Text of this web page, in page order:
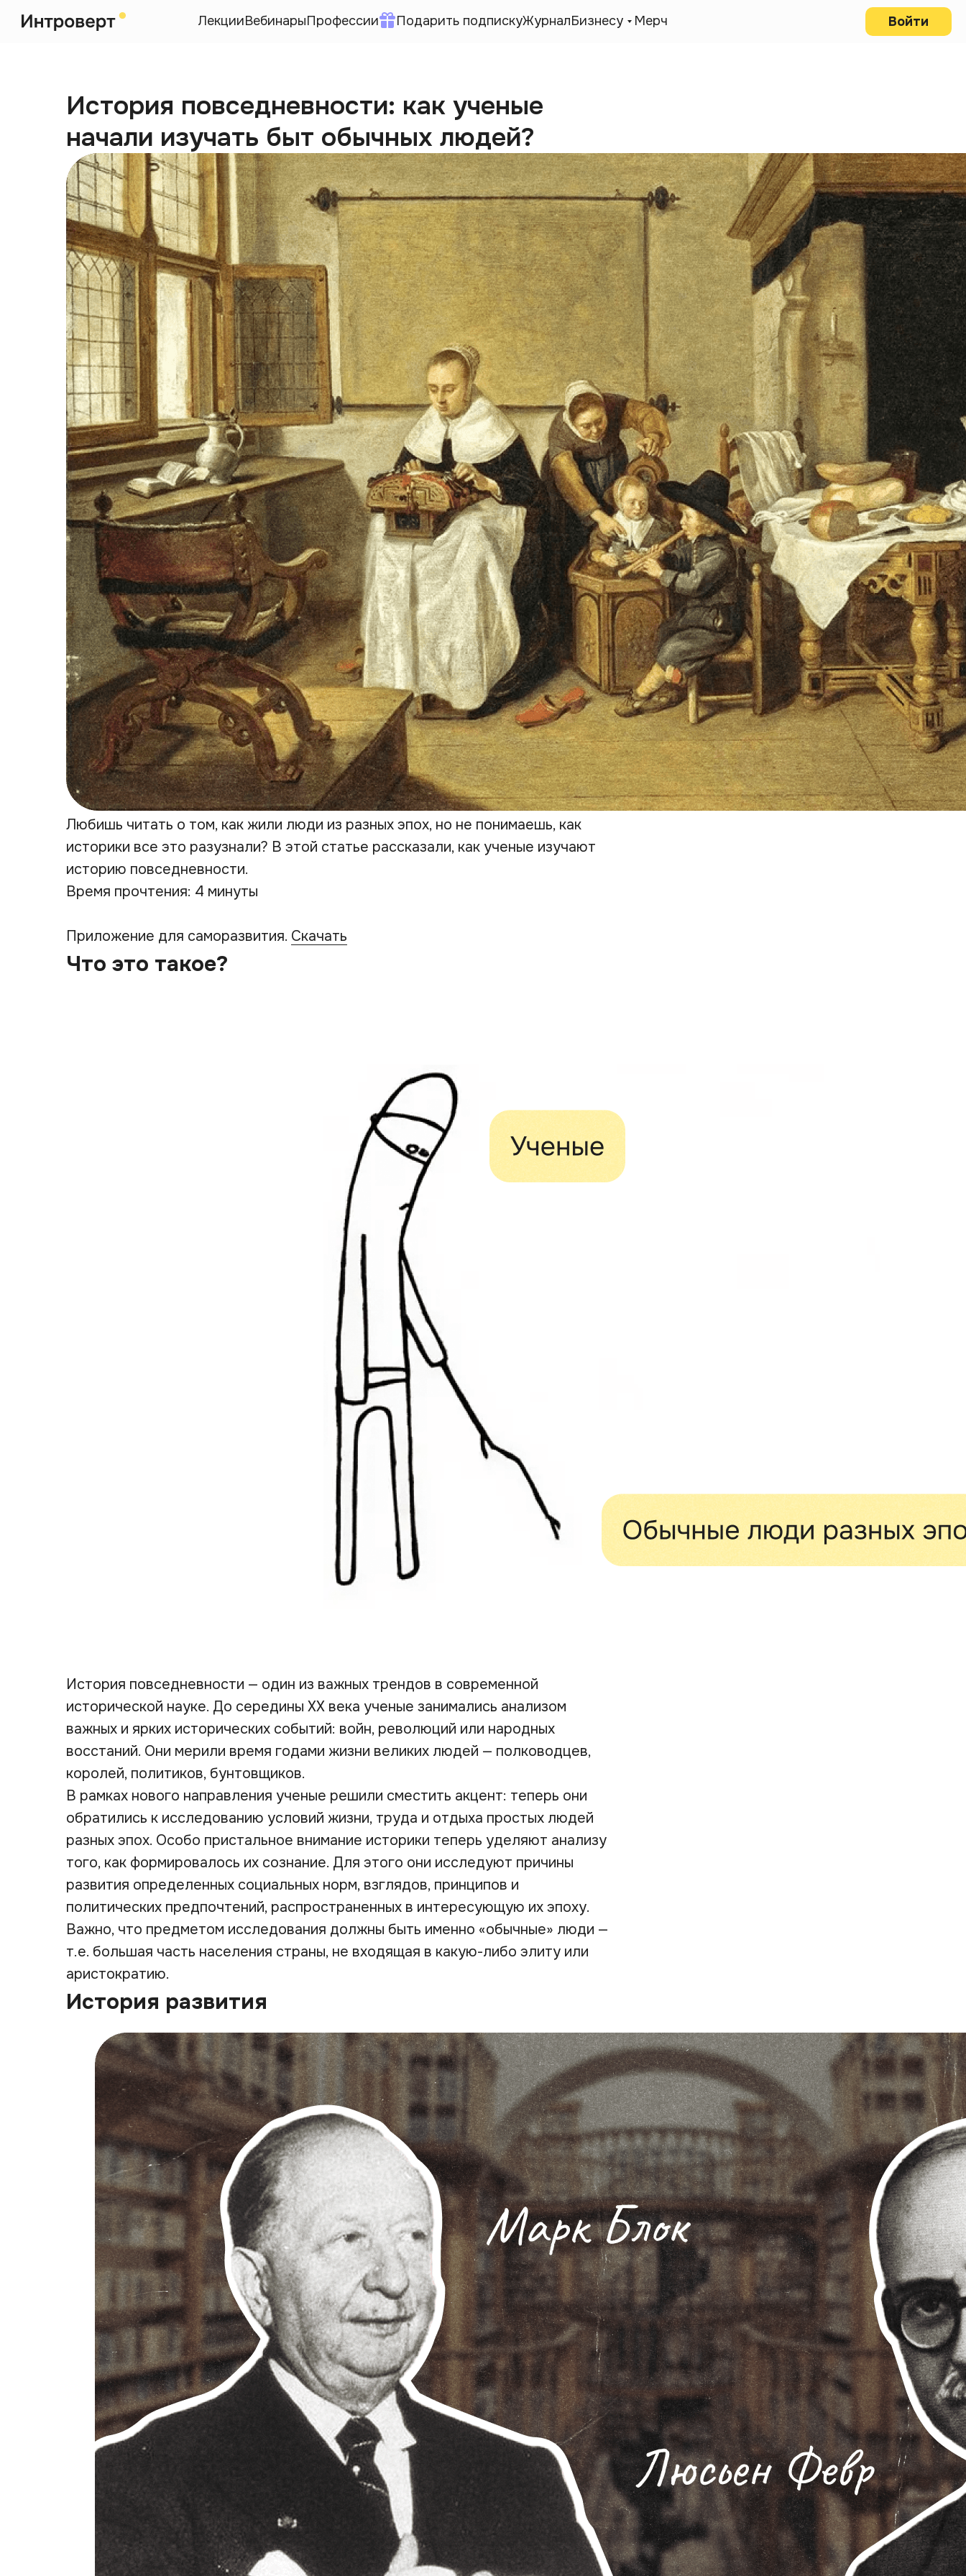
ЛекцииВебинарыПрофессии Подарить подпискуЖурналБизнесу Мерч Войти
История повседневности: как ученые
начали изучать быт обычных людей?
Любишь читать о том, как жили люди из разных эпох, но не понимаешь, как
историки все это разузнали? В этой статье рассказали, как ученые изучают
историю повседневности.
Время прочтения: 4 минуты
Приложение для саморазвития. Скачать
Что это такое?
История повседневности — один из важных трендов в современной
исторической науке. До середины ХХ века ученые занимались анализом
важных и ярких исторических событий: войн, революций или народных
восстаний. Они мерили время годами жизни великих людей — полководцев,
королей, политиков, бунтовщиков.
В рамках нового направления ученые решили сместить акцент: теперь они
обратились к исследованию условий жизни, труда и отдыха простых людей
разных эпох. Особо пристальное внимание историки теперь уделяют анализу
того, как формировалось их сознание. Для этого они исследуют причины
развития определенных социальных норм, взглядов, принципов и
политических предпочтений, распространенных в интересующую их эпоху.
Важно, что предметом исследования должны быть именно «обычные» люди —
т.е. большая часть населения страны, не входящая в какую-либо элиту или
аристократию.
История развития